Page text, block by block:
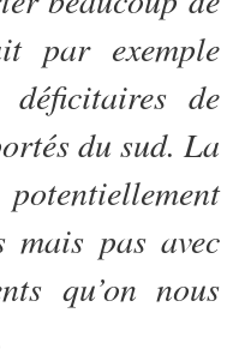
par exemple
déficitaires de
du sud. La
pas avec
qu’on nous